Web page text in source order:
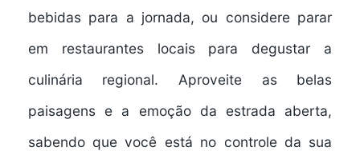
bebidaspara a jornada, ou considere parar
em restaurantes locais para degustar a
culinária regional. Aproveite as belas
paisagens e a emoção da estrada aberta,
sabendo que você está no controle da sua